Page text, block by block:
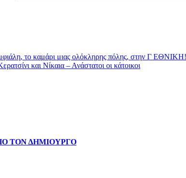
το καμάρι μιας ολόκληρης πόλης, στην Γ ΕΘΝΙΚΗ!
και Νίκαια – Ανάστατοι οι κάτοικοι
ΤΟΝ ΔΗΜΙΟΥΡΓΟ